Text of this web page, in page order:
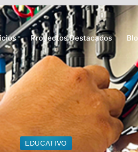
Proyectos Destacados
EDUCATIVO